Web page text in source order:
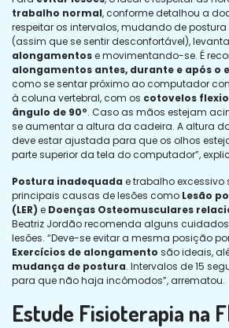
trabalho normal, conforme detalhou a
respeitar os intervalos, mudando de
(assim que se sentir desconfortável),
alongamentose movimentando-se. É
alongamentos antes, durante e após o
como se sentar próximo ao computador
à coluna vertebral, com os cotovelos
ângulo de 90º. Caso as mãos estejam
se aumentar a altura da cadeira. A altura
deve estar ajustada para que os olhos
parte superior da tela do computador”,
Postura inadequada e trabalho
principais causas de lesões como Lesão
(LER) e Doenças Osteomusculares
Beatriz Jordão recomenda alguns
lesões. “Deve-se evitar a mesma posição
Exercícios de alongamento são ideais,
mudança de postura. Intervalos de 15
para que não haja incômodos”, arrematou.
Estude Fisioterapia na